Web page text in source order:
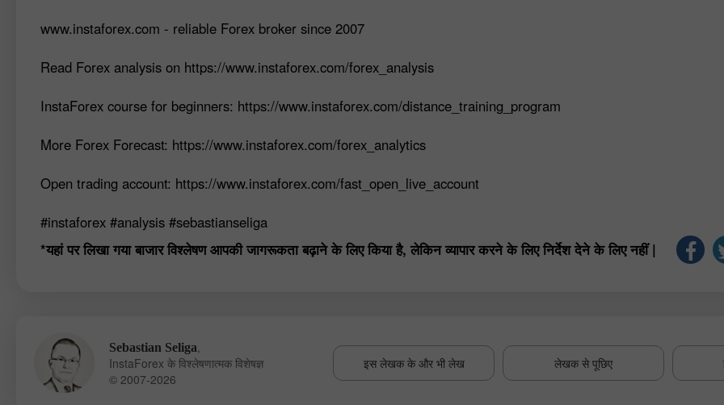
www.instaforex.com - reliable Forex broker since 2007
Read Forex analysis on https://www.instaforex.com/forex_analysis
InstaForex course for beginners: https://www.instaforex.com/distance_training_program
More Forex Forecast: https://www.instaforex.com/forex_analytics
Open trading account: https://www.instaforex.com/fast_open_live_account
#instaforex #analysis #sebastianseliga
*यहां पर लिखा गया बाजार विश्लेषण आपकी जागरूकता बढ़ाने के लिए किया है, लेकिन व्यापार करने के लिए निर्देश देने के लिए नहीं |
Sebastian Seliga
InstaForex के विश्लेषणात्मक विशेषज्ञ
© 2007-2026
इस लेखक के और भी लेख लेखक से पूछिए